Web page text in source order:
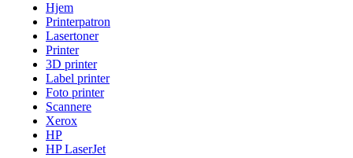
Hjem
Printerpatron
Lasertoner
Printer
3D printer
Label printer
Foto printer
Scannere
Xerox
HP
HP LaserJet